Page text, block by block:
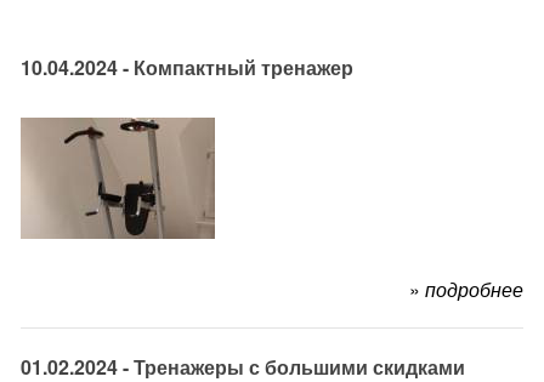
10.04.2024 - Компактный тренажер
» подробнее
01.02.2024 - Тренажеры с большими скидками